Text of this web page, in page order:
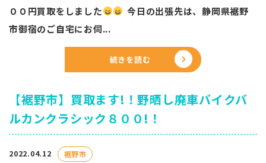
００円買取をしました
今日の出張先は、静岡県裾野
市御宿のご自宅にお伺...
続きを読む
【裾野市】買取ます!！野晒し廃車バイクバ
ルカンクラシック８００!！
2022.04.12 裾野市